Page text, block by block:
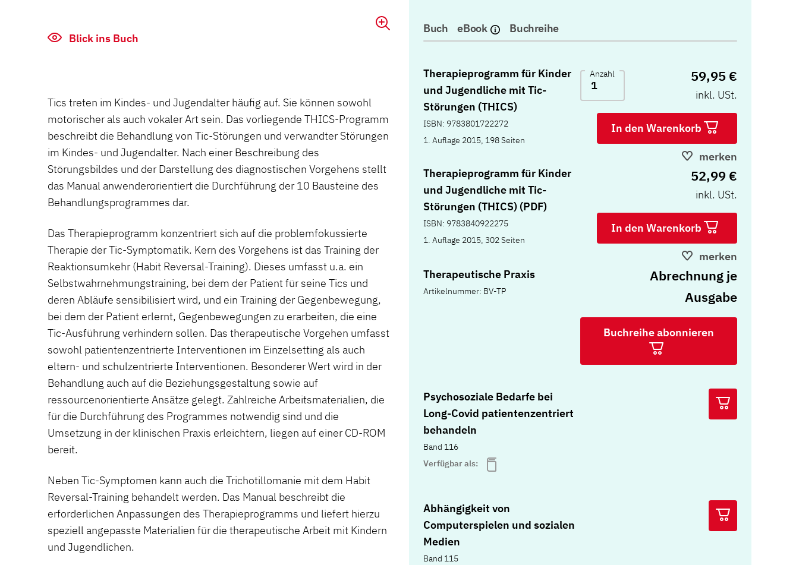
Buch eBook Buchreihe
Therapieprogramm für Kinder
und Jugendliche mit Tic-
Störungen (THICS)
ISBN: 9783801722272
1. Auflage 2015, 198 Seiten
Anzahl 59,95 €
inkl. USt.
In den Warenkorb
merken
Therapieprogramm für Kinder
und Jugendliche mit Tic-
Störungen (THICS) (PDF)
ISBN: 9783840922275
1. Auflage 2015, 302 Seiten
52,99 €
inkl. USt.
In den Warenkorb
merken
Therapeutische Praxis
Artikelnummer: BV-TP
Abrechnung je
Ausgabe
Buchreihe abonnieren
Psychosoziale Bedarfe bei
Long-Covid patientenzentriert
behandeln
Band 116
Verfügbar als:
Abhängigkeit von
Computerspielen und sozialen
Medien
Band 115
Blick ins Buch
Tics treten im Kindes- und Jugendalter häufig auf. Sie können sowohl
motorischer als auch vokaler Art sein. Das vorliegende THICS-Programm
beschreibt die Behandlung von Tic-Störungen und verwandter Störungen
im Kindes- und Jugendalter. Nach einer Beschreibung des
Störungsbildes und der Darstellung des diagnostischen Vorgehens stellt
das Manual anwenderorientiert die Durchführung der 10 Bausteine des
Behandlungsprogrammes dar.
Das Therapieprogramm konzentriert sich auf die problemfokussierte
Therapie der Tic-Symptomatik. Kern des Vorgehens ist das Training der
Reaktionsumkehr (Habit Reversal-Training). Dieses umfasst u.a. ein
Selbstwahrnehmungstraining, bei dem der Patient für seine Tics und
deren Abläufe sensibilisiert wird, und ein Training der Gegenbewegung,
bei dem der Patient erlernt, Gegenbewegungen zu erarbeiten, die eine
Tic-Ausführung verhindern sollen. Das therapeutische Vorgehen umfasst
sowohl patientenzentrierte Interventionen im Einzelsetting als auch
eltern- und schulzentrierte Interventionen. Besonderer Wert wird in der
Behandlung auch auf die Beziehungsgestaltung sowie auf
ressourcenorientierte Ansätze gelegt. Zahlreiche Arbeitsmaterialien, die
für die Durchführung des Programmes notwendig sind und die
Umsetzung in der klinischen Praxis erleichtern, liegen auf einer CD-ROM
bereit.
Neben Tic-Symptomen kann auch die Trichotillomanie mit dem Habit
Reversal-Training behandelt werden. Das Manual beschreibt die
erforderlichen Anpassungen des Therapieprogramms und liefert hierzu
speziell angepasste Materialien für die therapeutische Arbeit mit Kindern
und Jugendlichen.